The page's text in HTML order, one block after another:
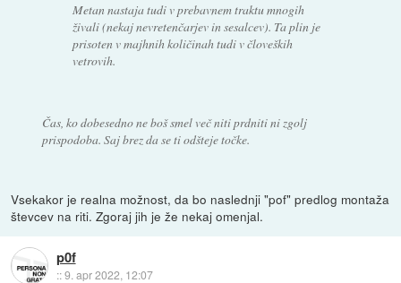
Metan nastaja tudi v prebavnem traktu mnogih
živali (nekaj nevretenčarjev in sesalcev). Ta plin je
prisoten v majhnih količinah tudi v človeških
vetrovih.
Čas, ko dobesedno ne boš smel več niti prdniti ni zgolj
prispodoba. Saj brez da se ti odšteje točke.
Vsekakor je realna možnost, da bo naslednji "pof" predlog montaža
števcev na riti. Zgoraj jih je že nekaj omenjal.
p0f
::9. apr 2022, 12:07